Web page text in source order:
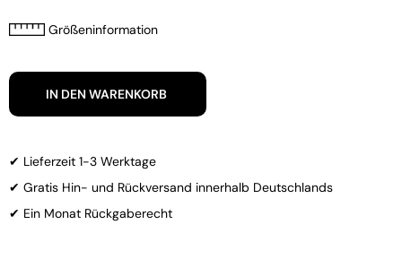
Größeninformation
IN DEN WARENKORB
✔ Lieferzeit 1-3 Werktage
✔ Gratis Hin- und Rückversand innerhalb Deutschlands
✔ Ein Monat Rückgaberecht